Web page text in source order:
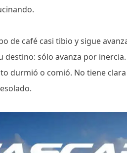
de café casi tibio y sigue
destino: sólo avanza por
durmió o comió. No tiene